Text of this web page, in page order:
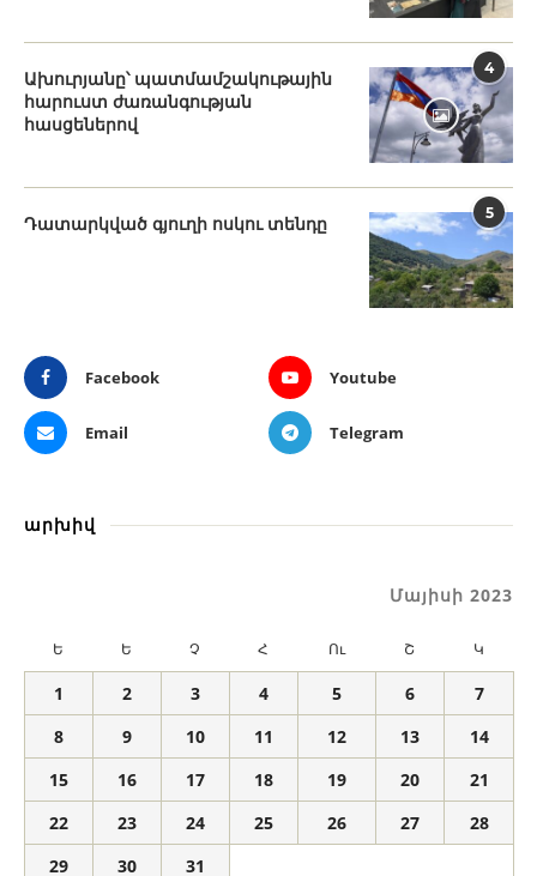
4
Ախուրյանը՝ պատմամշակութային
հարուստ ժառանգության
հասցեներով
5
Դատարկված գյուղի ոսկու տենդը
Facebook Youtube
Email Telegram
արխիվ
Մայիսի 2023
Ե Ե Չ Հ Ու Շ Կ
1 2 3 4 5 6
7
8
9 10 11 12 13
14
15
16 17 18 19 20
21
22
23 24 25 26 27
28
29
30 31